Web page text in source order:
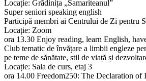
Locație: Grădinița „Samariteanul”
Super seniori speaking english
Participă membri ai Centrului de Zi pentru
Locație: Zoom
ora 13.30 Enjoy reading, learn English,
Club tematic de învățare a limbii engleze
pe teme de sănătate, stil de viață și
Locație: Sala de curs, etaj 3
ora 14.00 Freedom250: The Declaration